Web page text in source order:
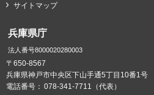
サイトマップ
兵庫県庁
法人番号8000020280003
〒650-8567
兵庫県神戸市中央区下山手通5丁目10番1号
電話番号： 078-341-7711（代表）